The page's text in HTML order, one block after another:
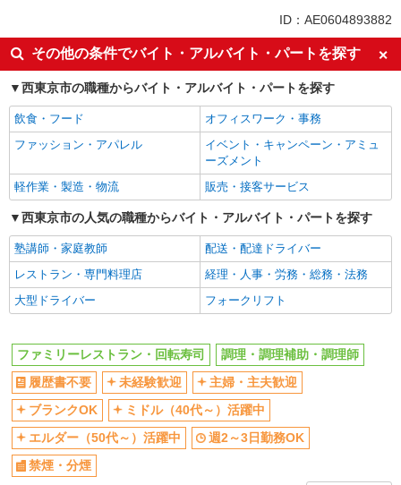
履歴書不要
未経験歓迎
主婦・主夫歓迎
ブランクOK
ミドル（40代～）活躍中
エルダー（50代～）活躍中
週2～3日勤務OK
禁煙・分煙
扶養内勤務OK
副業・WワークOK
交通費支給
社会保険あり
まかない・食事補助
飲食・フード
調理・調理補助・調理師
未経験歓迎
ミドル（40代～）活躍中
週2～3日勤務OK
扶養内勤務OK
副業・WワークOK
交通費支給
社会保険あり
まかない・食事補助
ID：AE0604893882
その他の条件でバイト・アルバイト・パートを探す
西東京市の職種からバイト・アルバイト・パートを探す
飲食・フード
オフィスワーク・事務
ファッション・アパレル
イベント・キャンペーン・アミュ
ーズメント
軽作業・製造・物流
販売・接客サービス
西東京市の人気の職種からバイト・アルバイト・パートを探す
塾講師・家庭教師
配送・配達ドライバー
レストラン・専門料理店
経理・人事・労務・総務・法務
大型ドライバー
フォークリフト
ファミリーレストラン・回転寿司
調理・調理補助・調理師
履歴書不要
未経験歓迎
主婦・主夫歓迎
ブランクOK
ミドル（40代～）活躍中
エルダー（50代～）活躍中
週2～3日勤務OK
禁煙・分煙